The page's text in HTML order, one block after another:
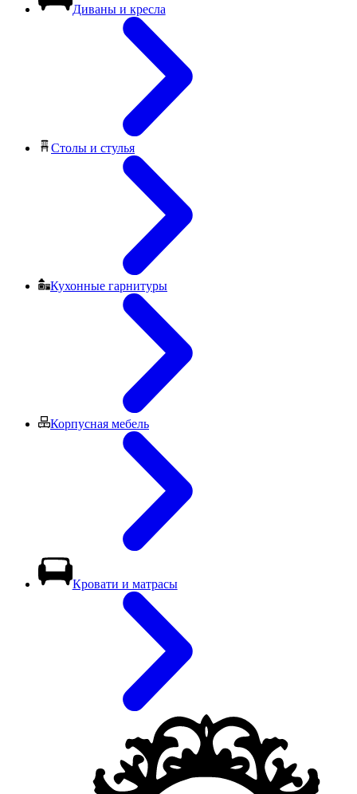
Диваны и кресла
Столы и стулья
Кухонные гарнитуры
Корпусная мебель
Кровати и матрасы